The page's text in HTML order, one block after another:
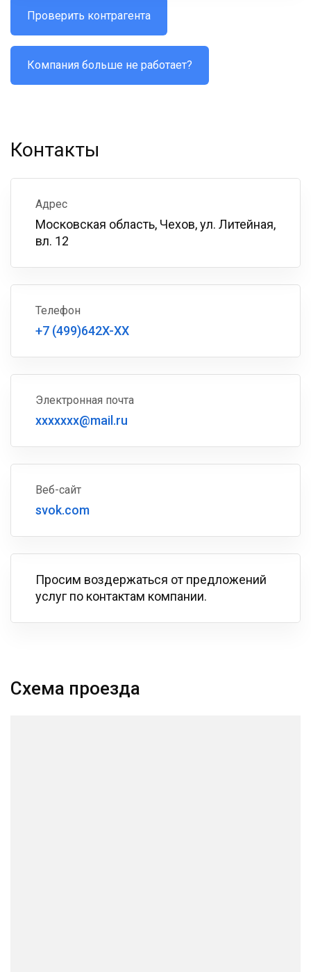
Проверить контрагента
Компания больше не работает?
Контакты
Адрес
Московская область, Чехов, ул. Литейная,
вл. 12
Телефон
+7 (499)642X-XX
Электронная почта
xxxxxxx@mail.ru
Веб-сайт
svok.com
Просим воздержаться от предложений
услуг по контактам компании.
Схема проезда